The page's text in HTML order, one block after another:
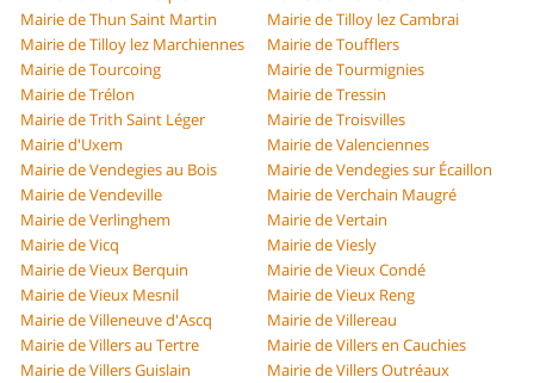
Mairie de Thun Saint Martin
Mairie de Tilloy lez Cambrai
Mairie de Tilloy lez Marchiennes
Mairie de Toufflers
Mairie de Tourcoing
Mairie de Tourmignies
Mairie de Trélon
Mairie de Tressin
Mairie de Trith Saint Léger
Mairie de Troisvilles
Mairie d'Uxem
Mairie de Valenciennes
Mairie de Vendegies au Bois
Mairie de Vendegies sur Écaillon
Mairie de Vendeville
Mairie de Verchain Maugré
Mairie de Verlinghem
Mairie de Vertain
Mairie de Vicq
Mairie de Viesly
Mairie de Vieux Berquin
Mairie de Vieux Condé
Mairie de Vieux Mesnil
Mairie de Vieux Reng
Mairie de Villeneuve d'Ascq
Mairie de Villereau
Mairie de Villers au Tertre
Mairie de Villers en Cauchies
Mairie de Villers Guislain
Mairie de Villers Outréaux